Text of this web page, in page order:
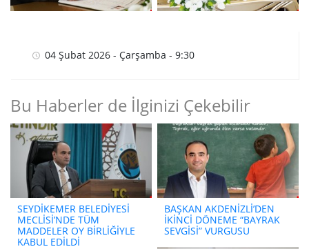
04 Şubat 2026 - Çarşamba - 9:30
Bu Haberler de İlginizi Çekebilir
SEYDİKEMER BELEDİYESİ
MECLİSİ’NDE TÜM
MADDELER OY BİRLİĞİYLE
KABUL EDİLDİ
BAŞKAN AKDENİZLİ’DEN
İKİNCİ DÖNEME “BAYRAK
SEVGİSİ” VURGUSU